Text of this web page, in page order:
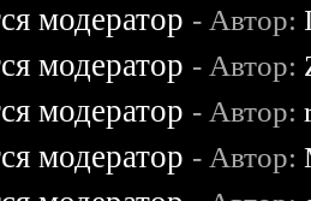
модератор - Автор:
модератор - Автор:
модератор - Автор:
модератор - Автор: